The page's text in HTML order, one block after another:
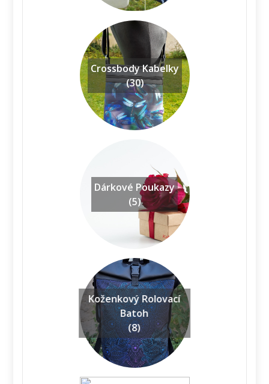
Crossbody Kabelky
(30)
Dárkové Poukazy
(5)
Koženkový Rolovací
Batoh
(8)